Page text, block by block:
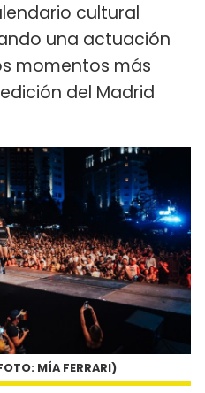
cultural
una actuación
momentos más
del Madrid
MÍA FERRARI)